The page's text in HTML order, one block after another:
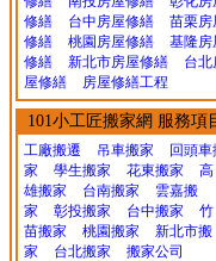
修繕
台中房屋修繕
苗栗房
修繕
桃園房屋修繕
基隆房
修繕
新北市房屋修繕
台北
屋修繕
房屋修繕工程
101小工匠搬家網 服務項
工廠搬遷 吊車搬家
回頭車
家
學生搬家 花東搬家
高
雄搬家
台南搬家
雲嘉搬
家
彰投搬家 台中搬家
竹
苗搬家
桃園搬家
新北市搬
家
台北搬家 搬家公司